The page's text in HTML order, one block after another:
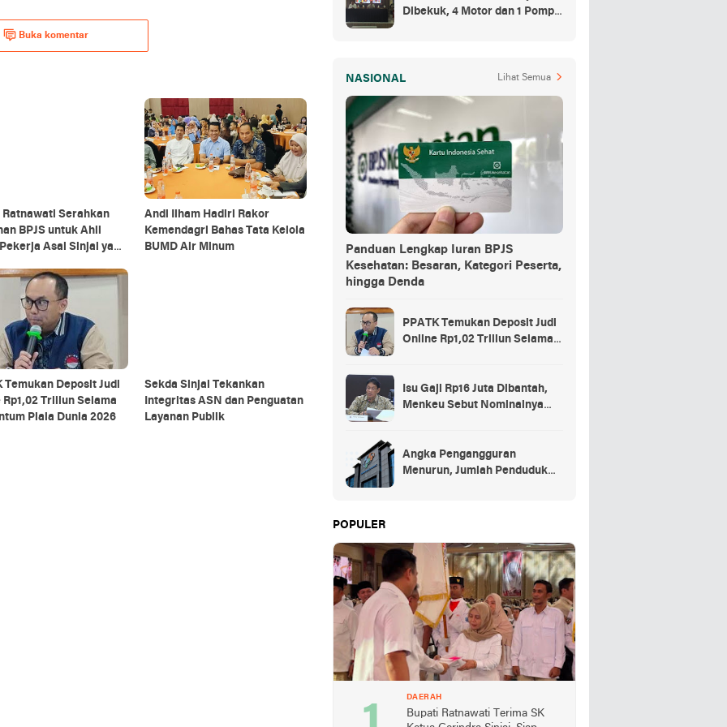
Buka komentar
Ratnawati Serahkan
BPJS untuk Ahli
Asal Sinjai yang
Andi Ilham Hadiri Rakor
Kemendagri Bahas Tata Kelola
BUMD Air Minum
Temukan Deposit Judi
Triliun Selama
Piala Dunia 2026
Sekda Sinjai Tekankan
Integritas ASN dan Penguatan
Layanan Publik
Dibekuk, 4 Motor dan 1 Pompa
NASIONAL Lihat Semua
Panduan Lengkap Iuran BPJS
Kesehatan: Besaran, Kategori Peserta,
hingga Denda
PPATK Temukan Deposit Judi
Online Rp1,02 Triliun Selama
Isu Gaji Rp16 Juta Dibantah,
Menkeu Sebut Nominalnya
Angka Pengangguran
Menurun, Jumlah Penduduk
POPULER
DAERAH
Bupati Ratnawati Terima SK